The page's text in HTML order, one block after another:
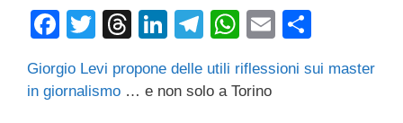
F
c
T
tt
T
e
Li
k
T
e
W
at
E
ail n
Giorgio Levi propone delle utili riflessioni sui master
in giornalismo … e non solo a Torino